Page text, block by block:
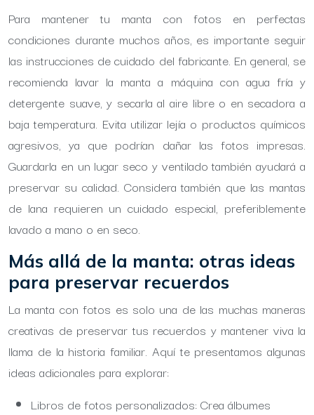
Para mantener tu manta con fotos en perfectas
condiciones durante muchos años, es importante seguir
las instrucciones de cuidado del fabricante. En general, se
recomienda lavar la manta a máquina con agua fría y
detergente suave, y secarla al aire libre o en secadora a
baja temperatura. Evita utilizar lejía o productos químicos
agresivos, ya que podrían dañar las fotos impresas.
Guardarla en un lugar seco y ventilado también ayudará a
preservar su calidad. Considera también que las mantas
de lana requieren un cuidado especial, preferiblemente
lavado a mano o en seco.
Más allá de la manta: otras ideas
para preservar recuerdos
La manta con fotos es solo una de las muchas maneras
creativas de preservar tus recuerdos y mantener viva la
llama de la historia familiar. Aquí te presentamos algunas
ideas adicionales para explorar:
Libros de fotos personalizados: Crea álbumes